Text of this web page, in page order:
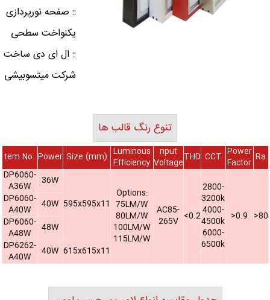
:: صفحه نورپردازی
یکنواخت سطحی
:: ال ای دی ساخت
شرکت میتسوبیشی
تنوع رنگ قالب ها
tem No. Power Size (mm)
Luminous
Efficiency
nput
Voltage THD CCT Power
Factor Ra
DP6060-
A36W
36W
595x595x11
Options:
75LM/W
80LM/W
100LM/W
115LM/W
AC85-
265V <0.2
2800-
3200k
4000-
4500k
6000-
6500k
>0.9 >80
DP6060-
A40W
40W
DP6060-
A48W
48W
DP6262-
A40W
40W 615x615x11